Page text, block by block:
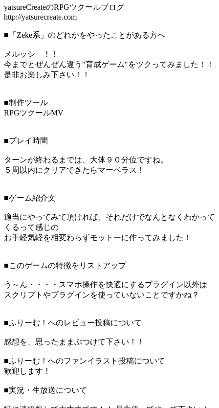
yatsureCreateのRPGツクールブログ
http://yatsurecreate.com
■「Zeke系」のどれかをやったことがある方へ
メルッシ―！！
今までとぜんぜん違う"育成ゲーム"をツクってみました！！
是非お楽しみ下さい！！
■制作ツール
RPGツクールMV
■プレイ時間
ターンが終わるまでは、大体９０分位ですね。
５周以内にクリアできたらマーベラス！
■ゲーム紹介文
適当にやってみて頂ければ、それだけでなんとなくわかって
くるって感じの
お手軽気軽を相変わらずモットーに作ってみました！
■このゲームの特徴をリストアップ
う～ん・・・・スマホ操作を快適にするプラグイン以外は
スクリプトやプラグインを使っていないことですかね？
■ふりーむ！へのレビュー投稿について
感想を、思ったままぶつけて下さい！！
■ふりーむ！へのファンイラスト投稿について
歓迎します！
■実況・生放送について